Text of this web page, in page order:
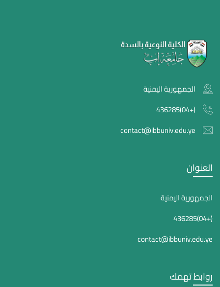
الجمهورية اليمنية
(+04)436285
contact@ibbuniv.edu.ye
العنوان
الجمهورية اليمنية
(+04)436285
contact@ibbuniv.edu.ye
روابط تهمك